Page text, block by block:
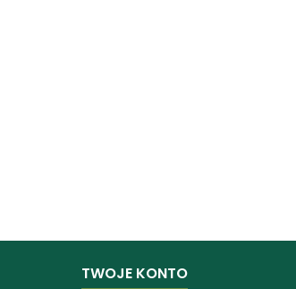
TWOJE KONTO